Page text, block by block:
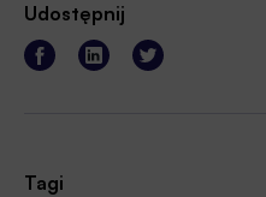
Udostępnij
Tagi